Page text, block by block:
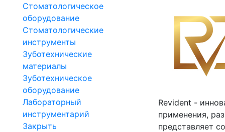
Стоматологическое
оборудование
Стоматологические
инструменты
Зуботехнические
материалы
Зуботехническое
оборудование
Лабораторный
инструментарий
Закрыть
Revident -
применения,
представляет